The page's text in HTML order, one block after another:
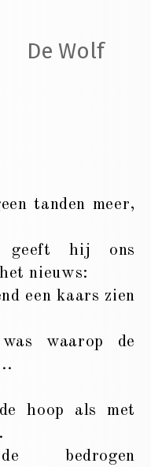
De Wolf
tanden meer,
geeft hij ons
nieuws:
een kaars zien
waarop de
hoop als met
bedrogen